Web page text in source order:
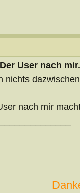
User nach
nichts
nach mir